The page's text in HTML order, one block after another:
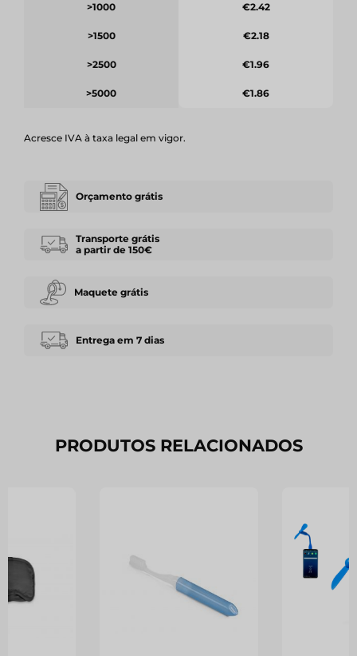
>1000
>1500
>2500
>5000
€2.42
€2.18
€1.96
€1.86
Acresce IVA à taxa legal em vigor.
Orçamento grátis
Transporte grátis
a partir de 150€
Maquete grátis
Entrega em 7 dias
PRODUTOS RELACIONADOS